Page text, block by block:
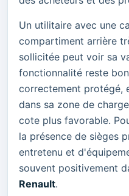
Un utilitaire avec une
compartiment arrière
sollicitée peut voir sa
fonctionnalité reste
correctement protégé,
dans sa zone de
cote plus favorable.
la présence de sièges
entretenu et
souvent positivement
Renault.